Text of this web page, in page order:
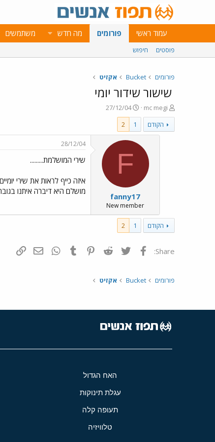
עמוד ראשי פורומים מה חדש משתמשים
פוסטים חיפוש
פורומים Bucket אקזיט
שישור שידור יומי
פ
ו
ת
ח
mc megi
פ
ו
ס
ם
י
ך
27/12/04
הקודם
1
2
F
fanny17
New member
28/12/04
שירי המושלמת.........
איזה כייף לראות את שירי
מושלם היא דיברה איתנו
הקודם 1
2
Share: פייסבוק Twitter
Reddit
Pinterest
Tumblr
WhatsApp
דואר
פורומים Bucket אקזיט
האח הגדול
עגלת תינוקות
תעופה קלה
טלוויזיה